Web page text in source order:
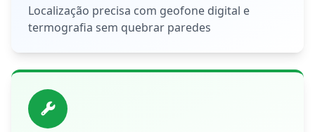
Localização precisa com geofone digital e
termografia sem quebrar paredes